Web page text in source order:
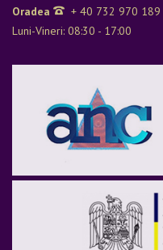
Oradea
+ 40 732 970 189
Luni-Vineri: 08:30 - 17:00